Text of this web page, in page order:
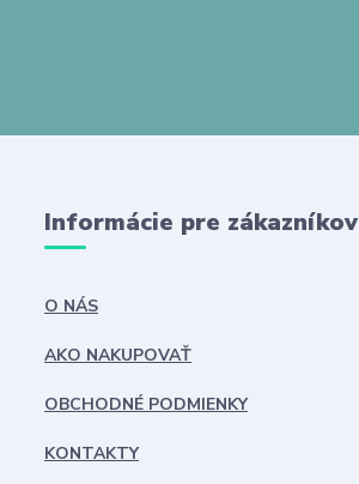
Informácie pre zákazníkov
O NÁS
AKO NAKUPOVAŤ
OBCHODNÉ PODMIENKY
KONTAKTY